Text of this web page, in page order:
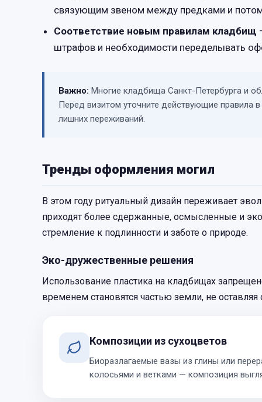
связующим звеном между предками и
Соответствие новым правилам кладбищ
штрафов и необходимости переделывать
Важно: Многие кладбища Санкт-Петербурга и
Перед визитом уточните действующие правила
лишних переживаний.
Тренды оформления могил
В этом году ритуальный дизайн переживает
приходят более сдержанные, осмысленные и
стремление к подлинности и заботе о природе.
Эко-дружественные решения
Использование пластика на кладбищах
временем становятся частью земли, не оставляя
Композиции из сухоцветов
Биоразлагаемые вазы из глины или
колосьями и ветками — композиция